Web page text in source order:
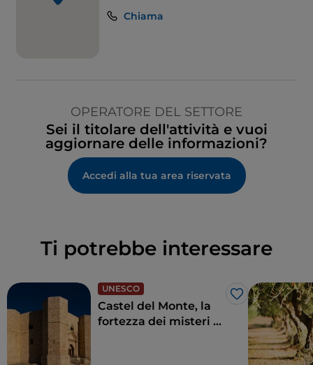
Chiama
OPERATORE DEL SETTORE
Sei il titolare dell'attività e vuoi
aggiornare delle informazioni?
Accedi alla tua area riservata
Ti potrebbe interessare
UNESCO
Like
Castel del Monte, la
fortezza dei misteri di